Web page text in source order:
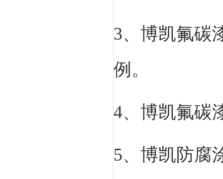
3、博凯氟碳
例。
4、博凯氟碳
5、博凯防腐